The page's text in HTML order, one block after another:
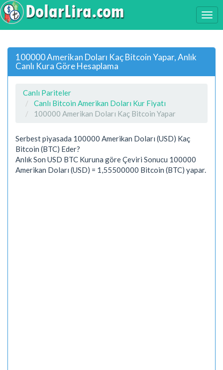
100000 Amerikan Doları Kaç Bitcoin Yapar, Anlık
Canlı Kura Göre Hesaplama
Canlı Pariteler
Canlı Bitcoin Amerikan Doları Kur Fiyatı
100000 Amerikan Doları Kaç Bitcoin Yapar
Serbest piyasada 100000 Amerikan Doları (USD) Kaç
Bitcoin (BTC) Eder?
Anlık Son USD BTC Kuruna göre Çeviri Sonucu 100000
Amerikan Doları (USD) = 1,55500000 Bitcoin (BTC) yapar.